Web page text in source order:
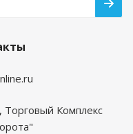
Комплекс